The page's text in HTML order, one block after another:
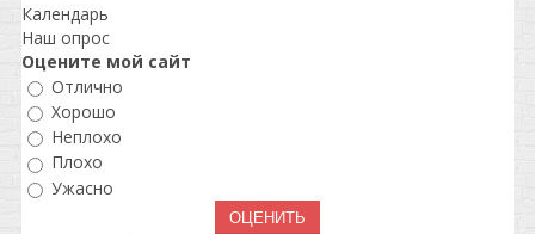
Календарь
Наш опрос
Оцените мой сайт
Отлично
Хорошо
Неплохо
Плохо
Ужасно